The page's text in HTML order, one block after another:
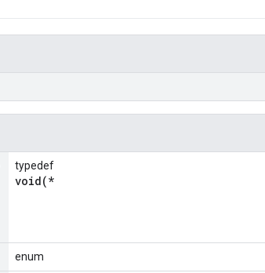
typedef
void(*
enum